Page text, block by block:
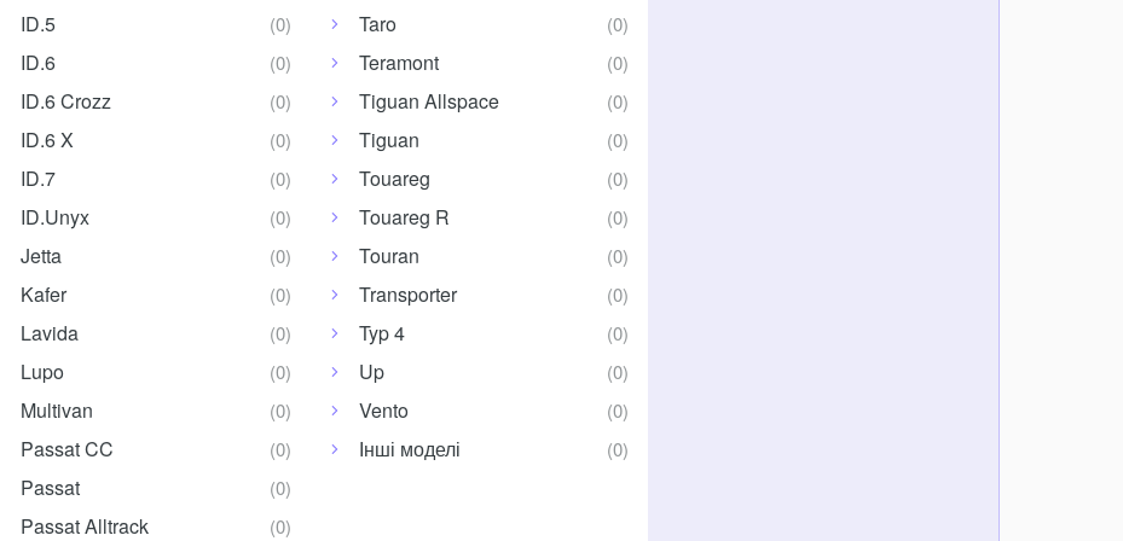
ID.5
ID.6
ID.6 Crozz
ID.6 X
ID.7
ID.Unyx
Jetta
Kafer
Lavida
Lupo
Multivan
Passat CC
Passat
Passat Alltrack
Taro
Teramont
Tiguan Allspace
Tiguan
Touareg
Touareg R
Touran
Transporter
Typ 4
Up
Vento
Інші моделі